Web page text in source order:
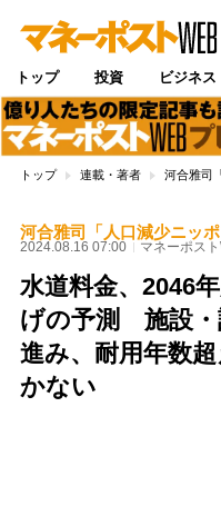
トップ 投資 ビジネス
トップ 連載・著者 河合雅司
河合雅司「人口減少ニッポ
2024.08.16 07:00 マネーポス
水道料金、2046
げの予測 施設・
進み、耐用年数
かない